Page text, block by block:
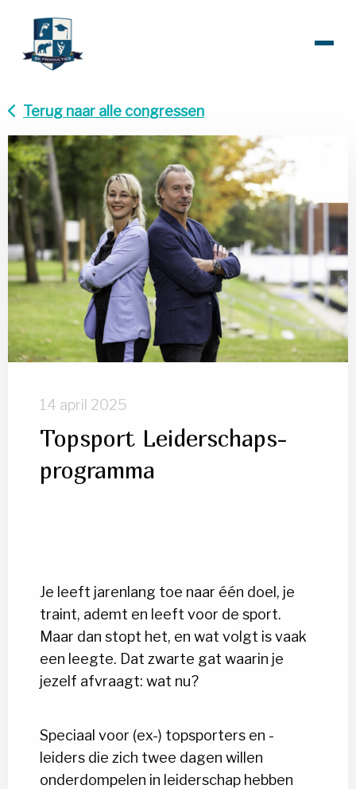
Terug naar alle congressen
14 april 2025
Topsport Leiderschaps-
programma
Je leeft jarenlang toe naar één doel, je
traint, ademt en leeft voor de sport.
Maar dan stopt het, en wat volgt is vaak
een leegte. Dat zwarte gat waarin je
jezelf afvraagt: wat nu?
Speciaal voor (ex-) topsporters en -
leiders die zich twee dagen willen
onderdompelen in leiderschap hebben